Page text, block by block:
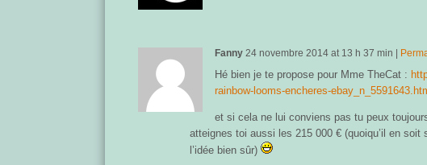
Fanny 24 novembre 2014 at 13 h 37 min |
Hé bien je te propose pour Mme TheCat :
rainbow-looms-encheres-
et si cela ne lui conviens pas tu peux
atteignes toi aussi les 215 000 € (quoiqu’il en soit
l’idée bien sûr)